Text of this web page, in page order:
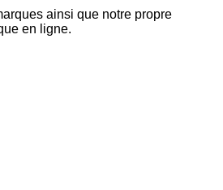
ainsi que notre propre
en ligne.